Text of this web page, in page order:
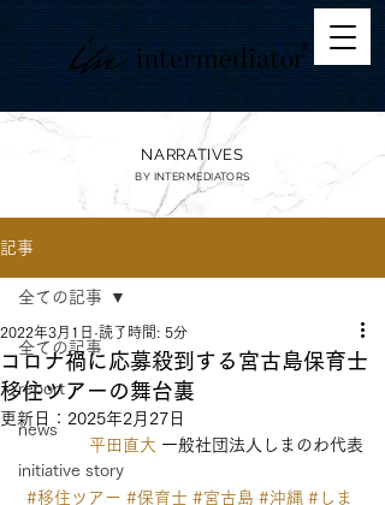
NARRATIVES
BY INTERMEDIATORS
記事
全ての記事
report
news
initiative story
全ての記事
コロナ禍に応募殺到する宮古島保育士
移住ツアーの舞台裏
2022年3月1日 読了時間: 5分
更新日： 2025年2月27日
平田直大 一般社団法人しまのわ代表
#移住ツアー #保育士 #宮古島 #沖縄 #しま